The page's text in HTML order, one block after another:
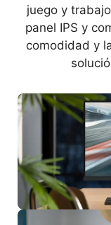
juego y
panel IPS y
comodidad y